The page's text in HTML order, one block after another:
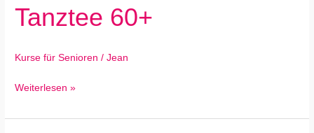
Tanztee 60+
Kurse für Senioren /Jean
Tanztee
60+
Weiterlesen »